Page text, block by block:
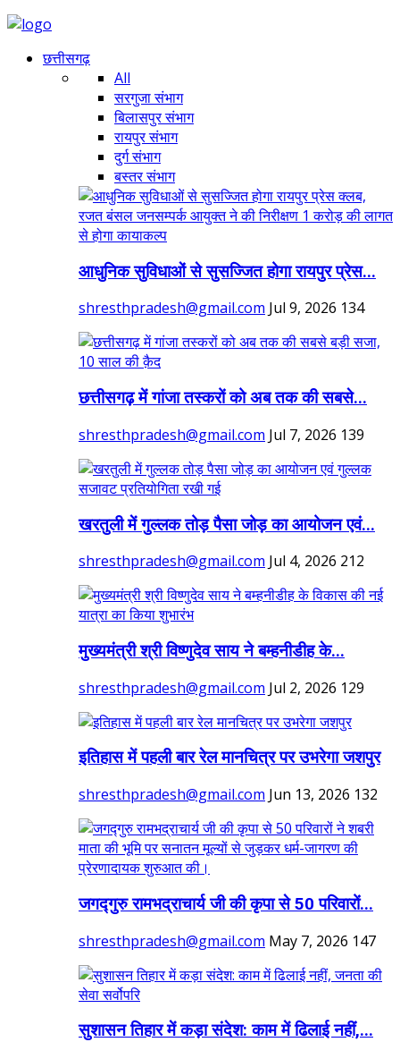
छत्तीसगढ़
All
सरगुजा संभाग
बिलासपुर संभाग
रायपुर संभाग
दुर्ग संभाग
बस्तर संभाग
आधुनिक सुविधाओं से सुसज्जित होगा रायपुर प्रेस...
shresthpradesh@gmail.com Jul 9, 2026 134
छत्तीसगढ़ में गांजा तस्करों को अब तक की सबसे...
shresthpradesh@gmail.com Jul 7, 2026 139
खरतुली में गुल्लक तोड़ पैसा जोड़ का आयोजन एवं...
shresthpradesh@gmail.com Jul 4, 2026 212
मुख्यमंत्री श्री विष्णुदेव साय ने बम्हनीडीह के...
shresthpradesh@gmail.com Jul 2, 2026 129
इतिहास में पहली बार रेल मानचित्र पर उभरेगा जशपुर
shresthpradesh@gmail.com Jun 13, 2026 132
जगद्गुरु रामभद्राचार्य जी की कृपा से 50 परिवारों...
shresthpradesh@gmail.com May 7, 2026 147
सुशासन तिहार में कड़ा संदेश: काम में ढिलाई नहीं,...